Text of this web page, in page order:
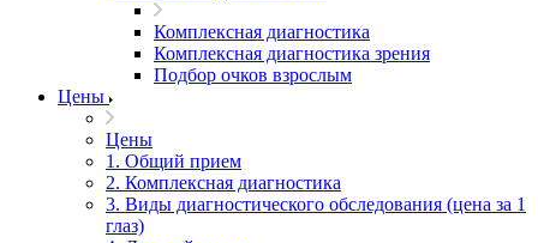
Комплексная диагностика
Комплексная диагностика зрения
Подбор очков взрослым
Цены
Цены
1. Общий прием
2. Комплексная диагностика
3. Виды диагностического обследования (цена за 1
глаз)